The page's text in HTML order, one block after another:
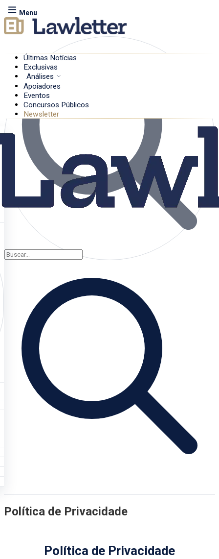
Menu
Últimas Notícias
Exclusivas
Análises
Apoiadores
Eventos
Concursos Públicos
Newsletter
Política de Privacidade
Política de Privacidade